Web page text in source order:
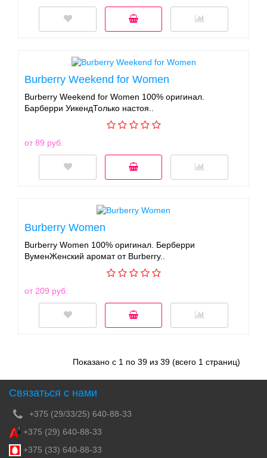
Burberry Weekend for Women
Burberry Weekend for Women 100% оригинал.
Барберри УикендТолько настоя..
от 89 руб.
Burberry Women
Burberry Women 100% оригинал. Берберри
ВуменЖенский аромат от Burberry..
от 209 руб.
Показано с 1 по 39 из 39 (всего 1 страниц)
Связаться с нами
+375 (29/33/25) 640-88-33
+375 (29) 640-88-33
+375 (33) 640-88-33